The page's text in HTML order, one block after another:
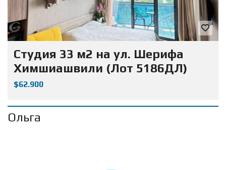
Студия 33 м2 на ул. Шерифа
Химшиашвили (Лот 5186ДЛ)
$62.900
Ольга